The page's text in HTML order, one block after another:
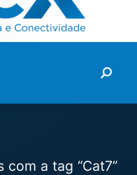
a tag “Cat7”